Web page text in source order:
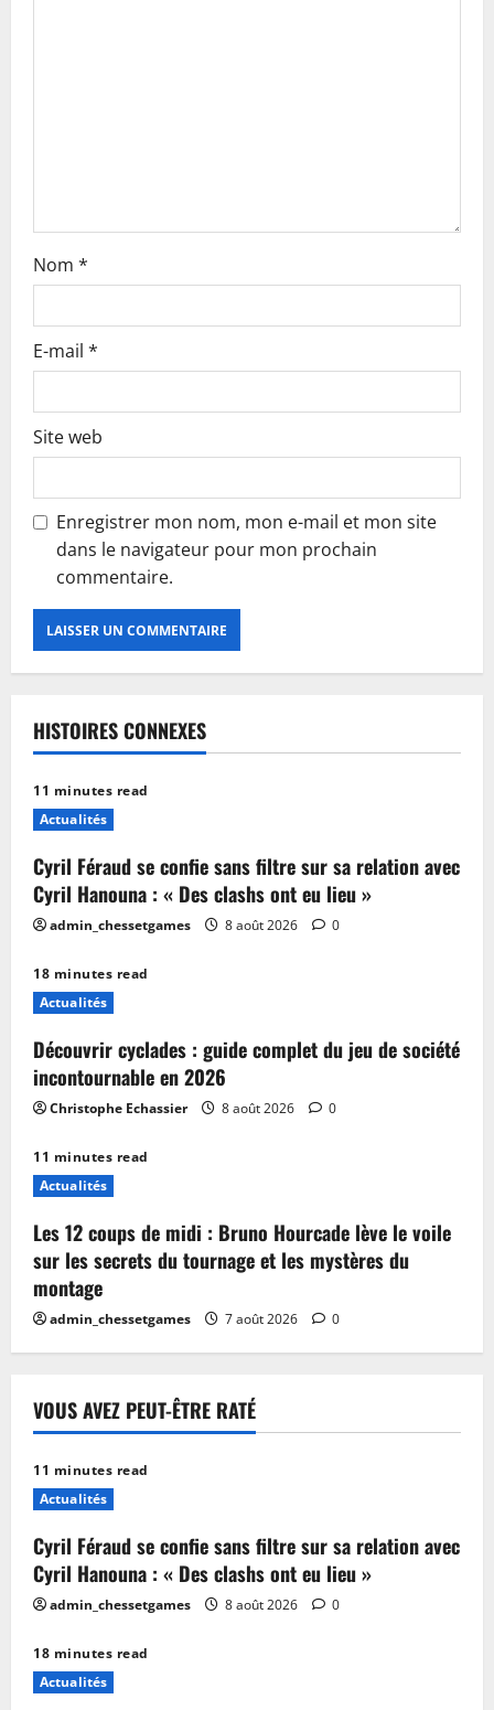
Nom *
E-mail *
Site web
Enregistrer mon nom, mon e-mail et mon site
dans le navigateur pour mon prochain
commentaire.
HISTOIRES CONNEXES
11 minutes read
Actualités
Cyril Féraud se confie sans filtre sur sa relation avec
Cyril Hanouna : « Des clashs ont eu lieu »
admin_chessetgames 8 août 2026 0
18 minutes read
Actualités
Découvrir cyclades : guide complet du jeu de société
incontournable en 2026
Christophe Echassier 8 août 2026 0
11 minutes read
Actualités
Les 12 coups de midi : Bruno Hourcade lève le voile
sur les secrets du tournage et les mystères du
montage
admin_chessetgames 7 août 2026 0
VOUS AVEZ PEUT-ÊTRE RATÉ
11 minutes read
Actualités
Cyril Féraud se confie sans filtre sur sa relation avec
Cyril Hanouna : « Des clashs ont eu lieu »
admin_chessetgames 8 août 2026 0
18 minutes read
Actualités